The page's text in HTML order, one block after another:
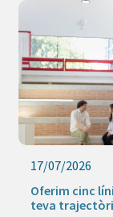
17/07/2026
Oferim cinc
teva